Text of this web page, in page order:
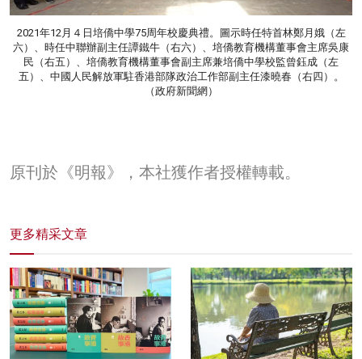
2021年12月４日培僑中學75周年校慶典禮。圖示時任特首林鄭月娥（左
六）、時任中聯辦副主任譚鐵牛（右六）、培僑教育機構董事會主席吳康
民（右五）、培僑教育機構董事會副主席兼培僑中學校監曾鈺成（左
五）、中國人民解放軍駐香港部隊政治工作部副主任漆曉春（右四）。
（政府新聞網）
原刊於《明報》，本社獲作者授權轉載。
更多精采文章